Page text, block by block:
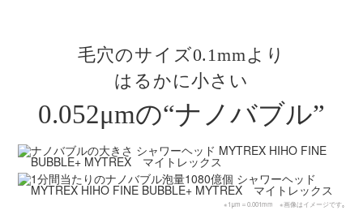
毛穴のサイズ0.1mmより
はるかに小さい
0.052μmの“ナノバブル”
※1μm＝0.001mm ※画像はイメージです｡